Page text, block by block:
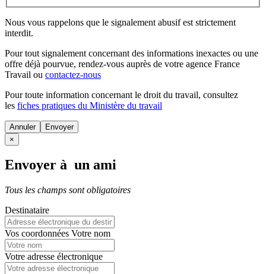
Nous vous rappelons que le signalement abusif est strictement
interdit.
Pour tout signalement concernant des informations inexactes ou une
offre déjà pourvue, rendez-vous auprès de votre agence France
Travail ou contactez-nous
Pour toute information concernant le droit du travail, consultez
les fiches pratiques du Ministère du travail
Annuler
×
Envoyer à un ami
Tous les champs sont obligatoires
Destinataire
Vos coordonnées Votre nom
Votre adresse électronique